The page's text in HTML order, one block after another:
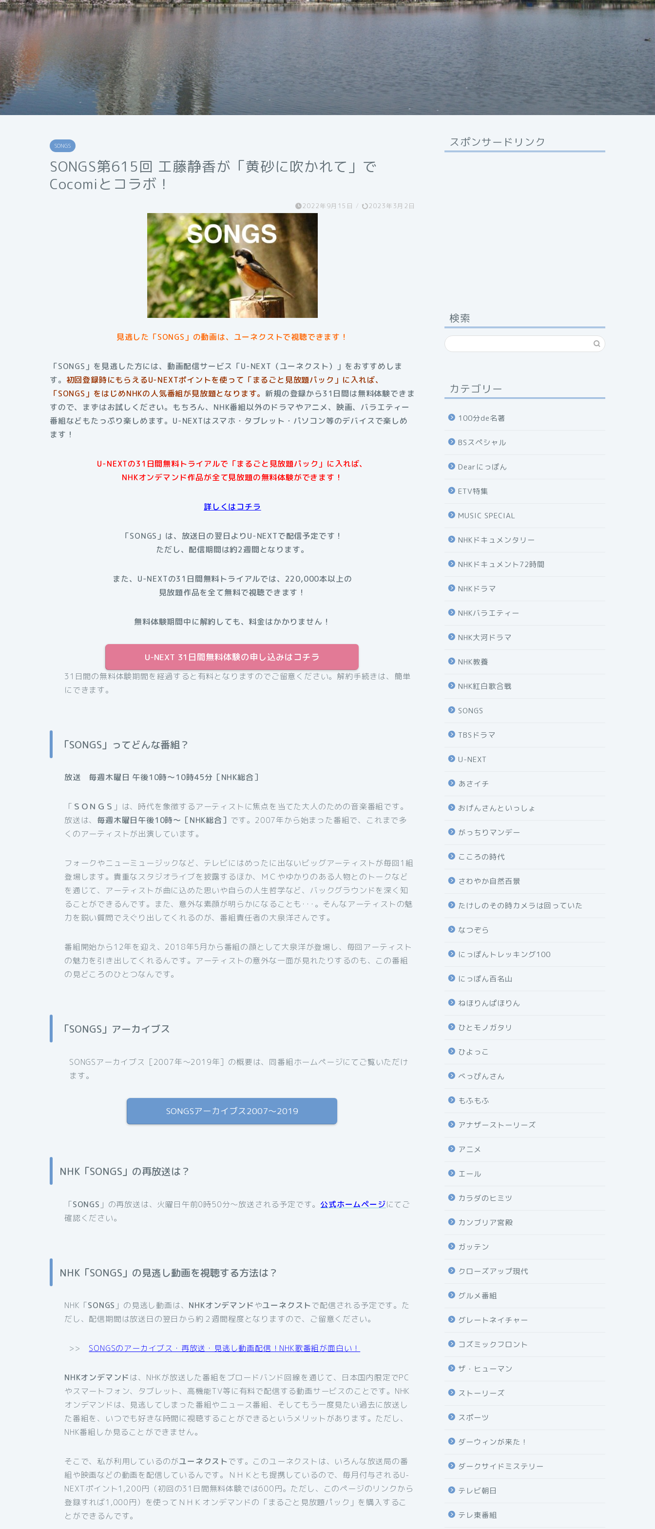
SONGS
SONGS第615回 工藤静香が「黄砂に吹かれて」で
Cocomiとコラボ！
2022年9月15日 / 2023年3月2日
見逃した「SONGS」の動画は、ユーネクストで視聴できます！
「SONGS」を見逃した方には、動画配信サービス「U-NEXT（ユーネクスト）」をおすすめしま
す。 初回登録時にもらえるU-NEXTポイントを使って「まるごと見放題パック」に入れば、
「SONGS」をはじめNHKの人気番組が見放題となります。 新規の登録から31日間は無料体験できま
すので、まずはお試しください。もちろん、NHK番組以外のドラマやアニメ、映画、バラエティー
番組などもたっぷり楽しめます。U-NEXTはスマホ・タブレット・パソコン等のデバイスで楽しめ
ます ！
U-NEXTの31日間無料トライアルで「まるごと見放題パック」に入れば、
NHKオンデマンド作品が全て見放題の無料体験ができます！
詳しくはコチラ
「SONGS」は、放送日の翌日よりU-NEXTで配信予定です！
ただし、配信期間は約2週間となります。
また、U-NEXTの31日間無料トライアルでは、220,000本以上の
見放題作品を全て無料で視聴できます！
無料体験期間中に解約しても、料金はかかりません！
U-NEXT 31日間無料体験の申し込みはコチラ
31日間の無料体験期間を経過すると有料となりますのでご留意ください。解約手続きは、簡単
にできます。
「SONGS」ってどんな番組？
放送 毎週木曜日 午後10時～10時45分［NHK総合］
「 ＳＯＮＧＳ 」は、時代を象徴するアーティストに焦点を当てた大人のための音楽番組です。
放送は、 毎週木曜日午後10時～［NHK総合］ です。2007年から始まった番組で、これまで多
くのアーティストが出演しています。
フォークやニューミュージックなど、テレビにはめったに出ないビッグアーティストが毎回1組
登場します。貴重なスタジオライブを披露するほか、ＭＣやゆかりのある人物とのトークなど
を通じて、アーティストが曲に込めた思いや自らの人生哲学など、バックグラウンドを深く知
ることができるんです。また、意外な素顔が明らかになることも･･･。そんなアーティストの魅
力を鋭い質問でえぐり出してくれるのが、番組責任者の大泉洋さんです。
番組開始から12年を迎え、2018年5月から番組の顔として大泉洋が登場し、毎回アーティスト
の魅力を引き出してくれるんです。アーティストの意外な一面が見れたりするのも、この番組
の見どころのひとつなんです。
「SONGS」アーカイブス
SONGSアーカイブス［2007年〜2019年］の概要は、同番組ホームページにてご覧いただけ
ます。
SONGSアーカイブス2007〜2019
NHK「SONGS」の再放送は？
「SONGS 」の再放送は、火曜日午前0時50分〜放送される予定です。 公式ホームページにてご
確認ください。
NHK「SONGS」の見逃し動画を視聴する方法は？
NHK「SONGS 」の見逃し動画は、 NHKオンデマンドやユーネクストで配信される予定です。た
だし、配信期間は放送日の翌日から約２週間程度となりますので、ご留意ください。
>> SONGSのアーカイブス・再放送・見逃し動画配信！NHK歌番組が面白い！
NHKオンデマンド は、NHKが放送した番組をブロードバンド回線を通じて、日本国内限定でPC
やスマートフォン、タブレット、高機能TV等に有料で配信する動画サービスのことです。NHK
オンデマンドは、見逃してしまった番組やニュース番組、そしてもう一度見たい過去に放送し
た番組を、いつでも好きな時間に視聴することができるというメリットがあります。ただし、
NHK番組しか見ることができません。
そこで、私が利用しているのがユーネクストです。このユーネクストは、いろんな放送局の番
組や映画などの動画を配信しているんです。ＮＨＫとも提携しているので、毎月付与されるU-
NEXTポイント1,200円（初回の31日間無料体験では600円。ただし、このページのリンクから
登録すれば1,000円）を使ってＮＨＫオンデマンドの「まるごと見放題パック」を購入するこ
とができるんです。
スポンサードリンク
検索
カテゴリー
100分de名著
BSスペシャル
Dearにっぽん
ETV特集
MUSIC SPECIAL
NHKドキュメンタリー
NHKドキュメント72時間
NHKドラマ
NHKバラエティー
NHK大河ドラマ
NHK教養
NHK紅白歌合戦
SONGS
TBSドラマ
U-NEXT
あさイチ
おげんさんといっしょ
がっちりマンデー
こころの時代
さわやか自然百景
たけしのその時カメラは回っていた
なつぞら
にっぽんトレッキング100
にっぽん百名山
ねほりんぱほりん
ひとモノガタリ
ひよっこ
べっぴんさん
もふもふ
アナザーストーリーズ
アニメ
エール
カラダのヒミツ
カンブリア宮殿
ガッテン
クローズアップ現代
グルメ番組
グレートネイチャー
コズミックフロント
ザ・ヒューマン
ストーリーズ
スポーツ
ダーウィンが来た！
ダークサイドミステリー
テレビ朝日
テレ東番組